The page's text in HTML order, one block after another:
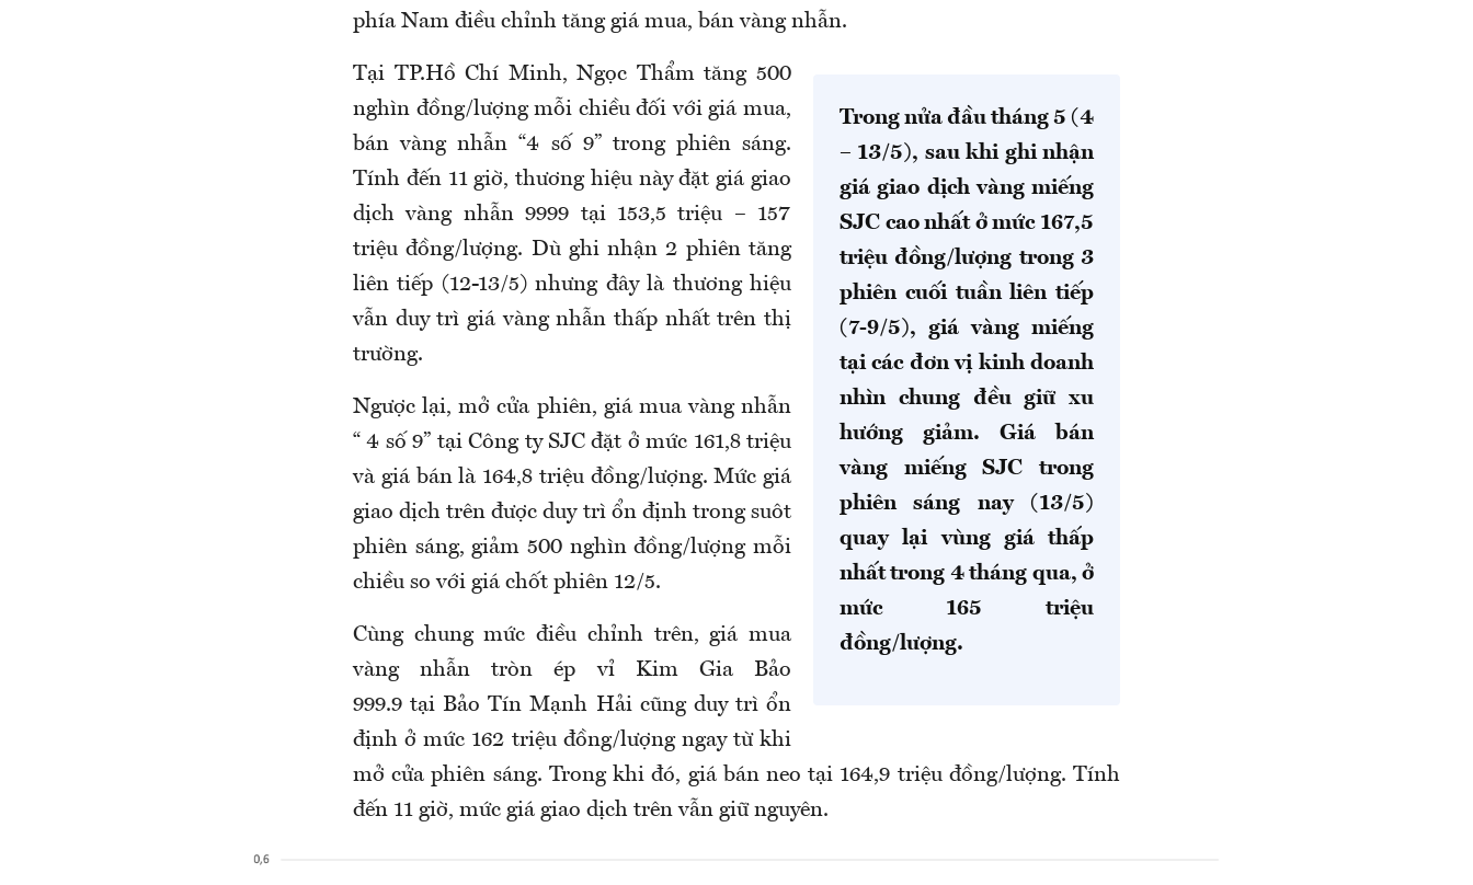
phía Nam điều chỉnh tăng giá mua, bán vàng nhẫn.
Trong nửa đầu tháng 5 (4
– 13/5), sau khi ghi nhận
giá giao dịch vàng miếng
SJC cao nhất ở mức 167,5
triệu đồng/lượng trong 3
phiên cuối tuần liên tiếp
(7-9/5), giá vàng miếng
tại các đơn vị kinh doanh
nhìn chung đều giữ xu
hướng giảm. Giá bán
vàng miếng SJC trong
phiên sáng nay (13/5)
quay lại vùng giá thấp
nhất trong 4 tháng qua, ở
mức 165 triệu
đồng/lượng.
Tại TP.Hồ Chí Minh, Ngọc Thẩm tăng 500
nghìn đồng/lượng mỗi chiều đối với giá mua,
bán vàng nhẫn “4 số 9” trong phiên sáng.
Tính đến 11 giờ, thương hiệu này đặt giá giao
dịch vàng nhẫn 9999 tại 153,5 triệu – 157
triệu đồng/lượng. Dù ghi nhận 2 phiên tăng
liên tiếp (12-13/5) nhưng đây là thương hiệu
vẫn duy trì giá vàng nhẫn thấp nhất trên thị
trường.
Ngược lại, mở cửa phiên, giá mua vàng nhẫn
“ 4 số 9” tại Công ty SJC đặt ở mức 161,8 triệu
và giá bán là 164,8 triệu đồng/lượng. Mức giá
giao dịch trên được duy trì ổn định trong suôt
phiên sáng, giảm 500 nghìn đồng/lượng mỗi
chiều so với giá chốt phiên 12/5.
Cùng chung mức điều chỉnh trên, giá mua
vàng nhẫn tròn ép vỉ Kim Gia Bảo
999.9 tại Bảo Tín Mạnh Hải cũng duy trì ổn
định ở mức 162 triệu đồng/lượng ngay từ khi
mở cửa phiên sáng. Trong khi đó, giá bán neo tại 164,9 triệu đồng/lượng. Tính
đến 11 giờ, mức giá giao dịch trên vẫn giữ nguyên.